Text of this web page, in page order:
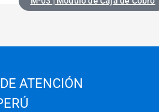
ATENCIÓN